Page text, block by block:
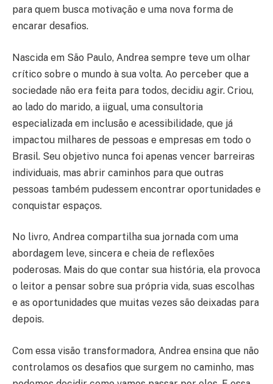
para quem busca motivação e uma nova forma de
encarar desafios.
Nascida em São Paulo, Andrea sempre teve um olhar
crítico sobre o mundo à sua volta. Ao perceber que a
sociedade não era feita para todos, decidiu agir. Criou,
ao lado do marido, a iigual, uma consultoria
especializada em inclusão e acessibilidade, que já
impactou milhares de pessoas e empresas em todo o
Brasil. Seu objetivo nunca foi apenas vencer barreiras
individuais, mas abrir caminhos para que outras
pessoas também pudessem encontrar oportunidades e
conquistar espaços.
No livro, Andrea compartilha sua jornada com uma
abordagem leve, sincera e cheia de reflexões
poderosas. Mais do que contar sua história, ela provoca
o leitor a pensar sobre sua própria vida, suas escolhas
e as oportunidades que muitas vezes são deixadas para
depois.
Com essa visão transformadora, Andrea ensina que não
controlamos os desafios que surgem no caminho, mas